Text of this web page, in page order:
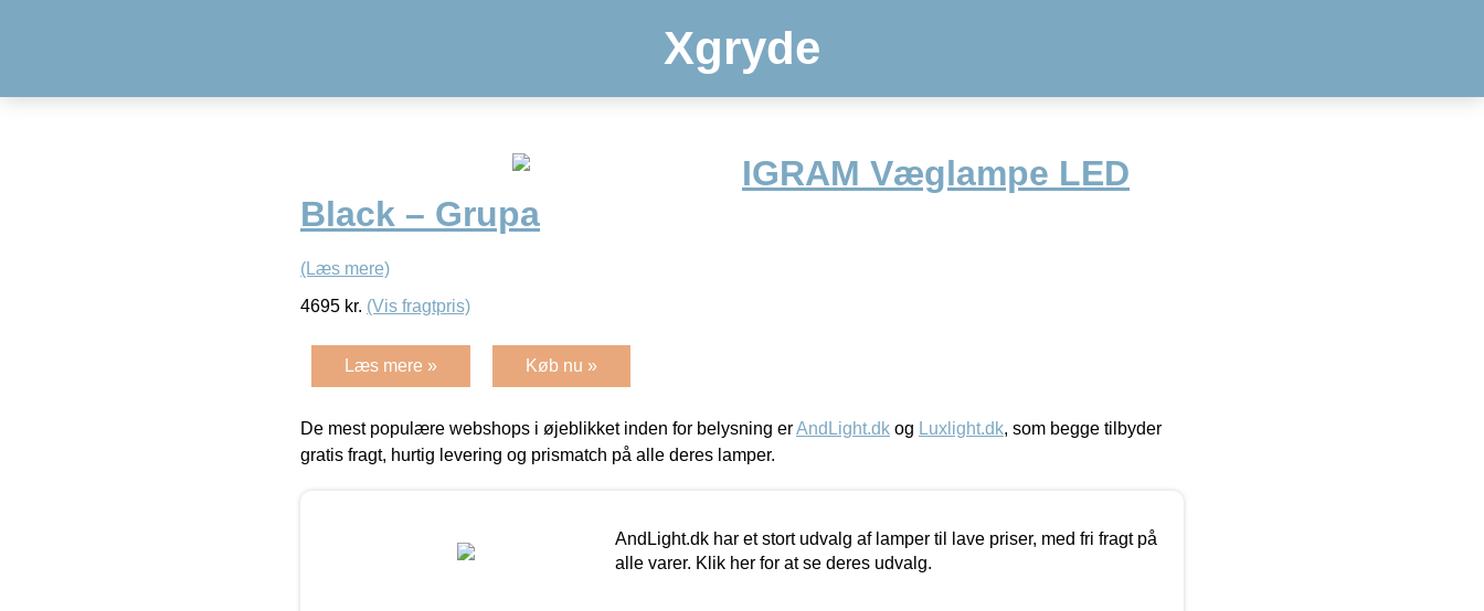
Xgryde
IGRAM Væglampe LED
Black – Grupa
(Læs mere)
4695 kr. (Vis fragtpris)
Læs mere » Køb nu »
De mest populære webshops i øjeblikket inden for belysning erAndLight.dk og Luxlight.dk, som begge tilbyder
gratis fragt, hurtig levering og prismatch på alle deres lamper.
AndLight.dk har et stort udvalg af lamper til lave priser, med fri fragt på
alle varer. Klik her for at se deres udvalg.